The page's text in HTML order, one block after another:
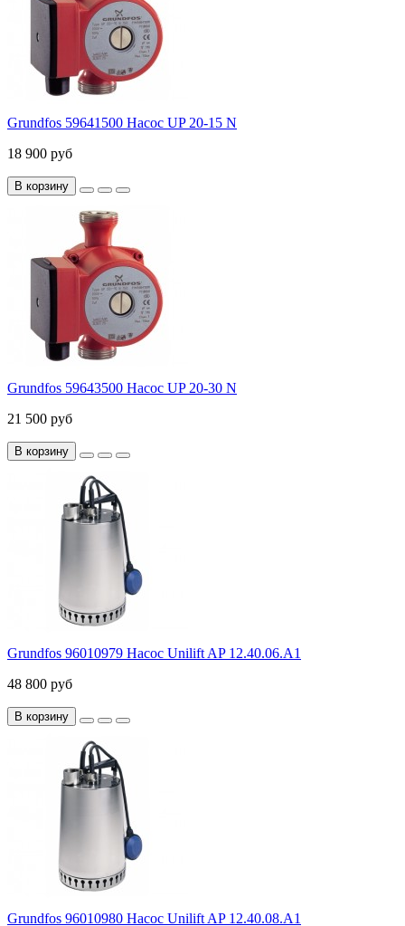
Grundfos 59641500 Насос UP 20-15 N
18 900 руб
В корзину
Grundfos 59643500 Насос UP 20-30 N
21 500 руб
В корзину
Grundfos 96010979 Насос Unilift AP 12.40.06.А1
48 800 руб
В корзину
Grundfos 96010980 Насос Unilift AP 12.40.08.A1